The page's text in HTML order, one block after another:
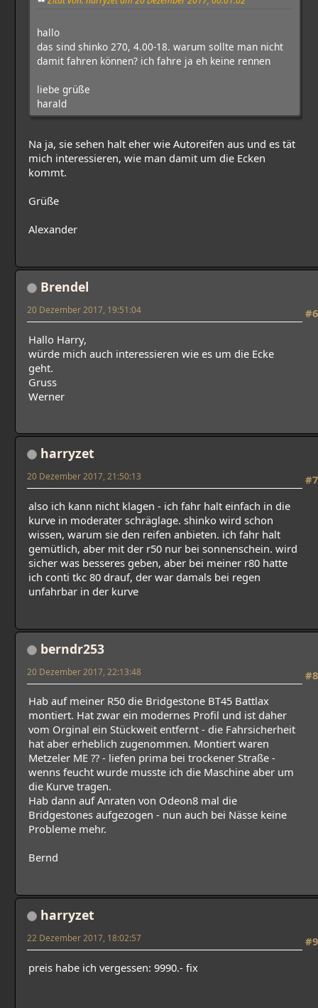
hallo
das sind shinko 270, 4.00-18. warum sollte man nicht
damit fahren können? ich fahre ja eh keine rennen
liebe grüße
harald
Na ja, sie sehen halt eher wie Autoreifen aus und es tät
mich interessieren, wie man damit um die Ecken
kommt.
Grüße
Alexander
Brendel
#6
20 Dezember 2017, 19:51:04
Hallo Harry,
würde mich auch interessieren wie es um die Ecke
geht.
Gruss
Werner
harryzet
#7
20 Dezember 2017, 21:50:13
also ich kann nicht klagen - ich fahr halt einfach in die
kurve in moderater schräglage. shinko wird schon
wissen, warum sie den reifen anbieten. ich fahr halt
gemütlich, aber mit der r50 nur bei sonnenschein. wird
sicher was besseres geben, aber bei meiner r80 hatte
ich conti tkc 80 drauf, der war damals bei regen
unfahrbar in der kurve
berndr253
#8
20 Dezember 2017, 22:13:48
Hab auf meiner R50 die Bridgestone BT45 Battlax
montiert. Hat zwar ein modernes Profil und ist daher
vom Orginal ein Stückweit entfernt - die Fahrsicherheit
hat aber erheblich zugenommen. Montiert waren
Metzeler ME ?? - liefen prima bei trockener Straße -
wenns feucht wurde musste ich die Maschine aber um
die Kurve tragen.
Hab dann auf Anraten von Odeon8 mal die
Bridgestones aufgezogen - nun auch bei Nässe keine
Probleme mehr.
Bernd
harryzet
#9
22 Dezember 2017, 18:02:57
preis habe ich vergessen: 9990.- fix